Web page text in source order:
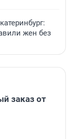
жен без
заказ от